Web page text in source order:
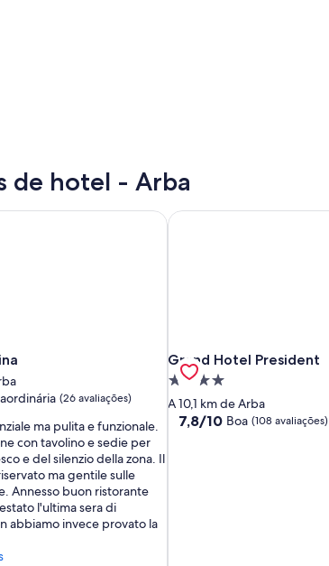
de hotel - Arba
(26 avaliações)
ma pulita e funzionale.
con tavolino e sedie per
e del silenzio della zona. Il
ma gentile sulle
Annesso buon ristorante
l'ultima sera di
abbiamo invece provato la
Grand Hotel President
Grand Hotel President
Propriedade
4.0
estrelas
A 10,1 km de Arba
7.8
7,8/10 Boa (108 avaliações)
Grand Hotel President